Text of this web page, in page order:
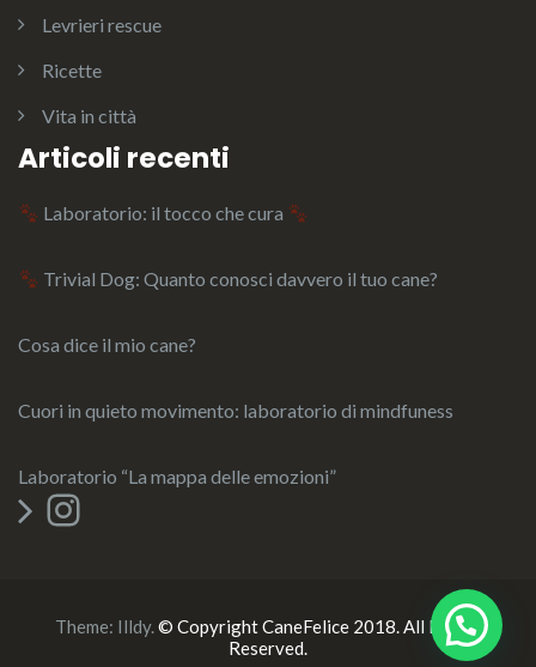
Levrieri rescue
Ricette
Vita in città
Articoli recenti
Laboratorio: il tocco che cura
Trivial Dog: Quanto conosci davvero il tuo cane?
Cosa dice il mio cane?
Cuori in quieto movimento: laboratorio di mindfuness
Laboratorio “La mappa delle emozioni”
Instagram
Theme: Illdy.© Copyright CaneFelice 2018. All Rights
Reserved.